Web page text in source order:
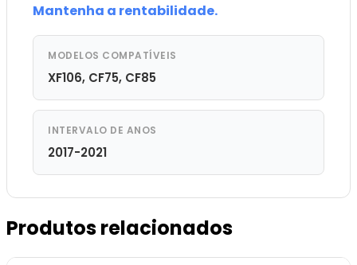
Mantenha a rentabilidade.
MODELOS COMPATÍVEIS
XF106, CF75, CF85
INTERVALO DE ANOS
2017-2021
Produtos relacionados